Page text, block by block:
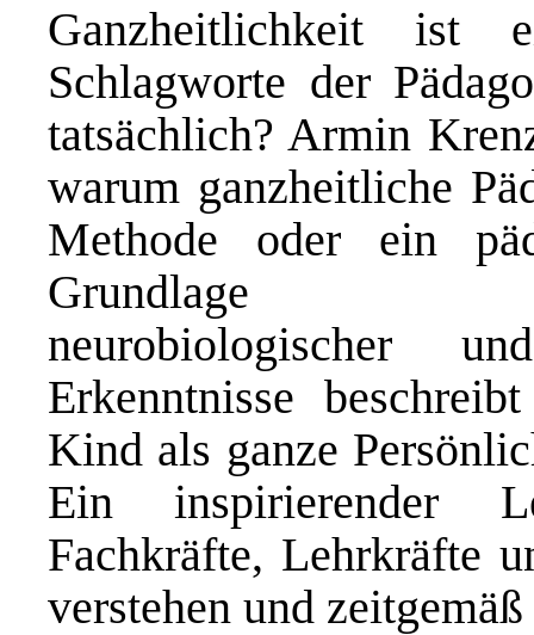
Ganzheitlichkeit ist
Schlagworte der
tatsächlich? Armin
warum ganzheitliche
Methode oder ein
Grundlage
neurobiologischer
Erkenntnisse
Kind als ganze
Ein inspirierender
Fachkräfte, Lehrkräfte
verstehen und